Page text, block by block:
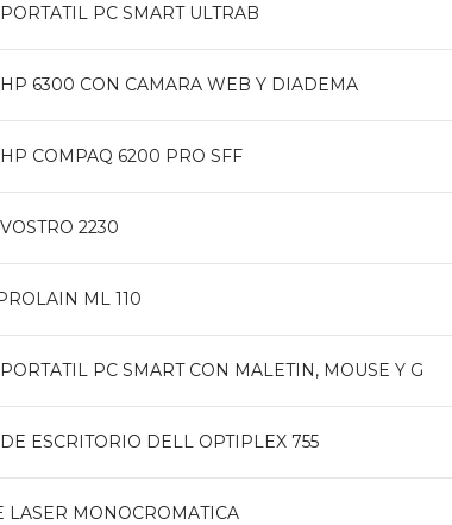
PC SMART ULTRAB
6300 CON CAMARA WEB Y DIADEMA
COMPAQ 6200 PRO SFF
2230
ML 110
PC SMART CON MALETIN, MOUSE Y G
ESCRITORIO DELL OPTIPLEX 755
LASER MONOCROMATICA